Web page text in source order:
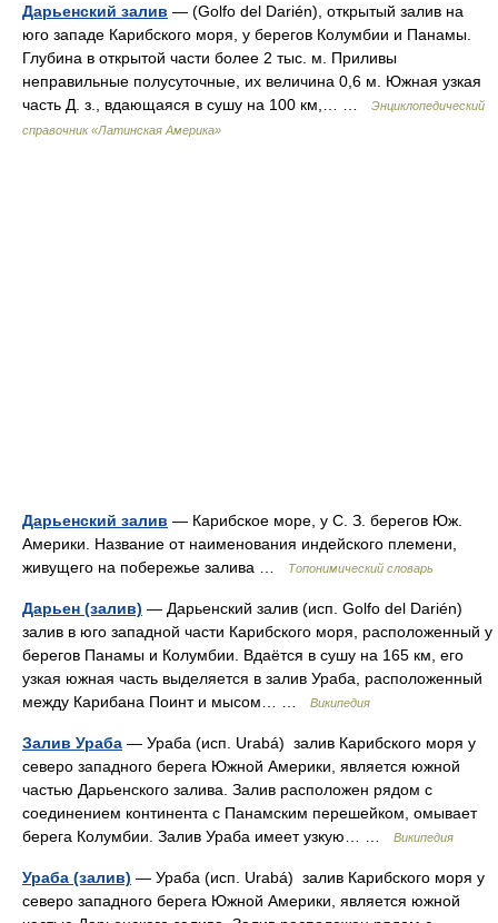
Дарьенский залив — (Golfo del Darién), открытый залив на
юго западе Карибского моря, у берегов Колумбии и Панамы.
Глубина в открытой части более 2 тыс. м. Приливы
неправильные полусуточные, их величина 0,6 м. Южная узкая
часть Д. з., вдающаяся в сушу на 100 км,… …
Энциклопедический
справочник «Латинская Америка»
Дарьенский залив — Карибское море, у С. З. берегов Юж.
Америки. Название от наименования индейского племени,
живущего на побережье залива …
Топонимический словарь
Дарьен (залив) — Дарьенский залив (исп. Golfo del Darién)
залив в юго западной части Карибского моря, расположенный у
берегов Панамы и Колумбии. Вдаётся в сушу на 165 км, его
узкая южная часть выделяется в залив Ураба, расположенный
между Карибана Поинт и мысом… …
Википедия
Залив Ураба — Ураба (исп. Urabá) залив Карибского моря у
северо западного берега Южной Америки, является южной
частью Дарьенского залива. Залив расположен рядом с
соединением континента с Панамским перешейком, омывает
берега Колумбии. Залив Ураба имеет узкую… …
Википедия
Ураба (залив) — Ураба (исп. Urabá) залив Карибского моря у
северо западного берега Южной Америки, является южной